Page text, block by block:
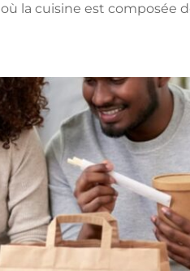
la cuisine est composée